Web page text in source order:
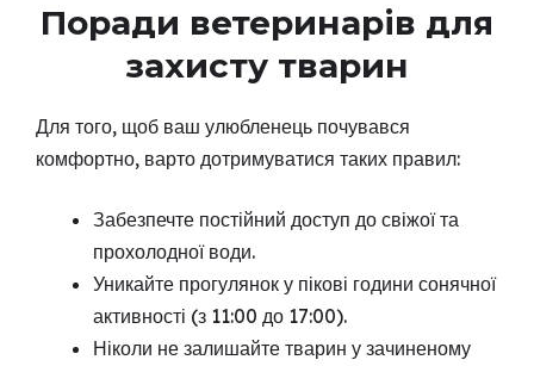
Поради ветеринарів для
захисту тварин
Для того, щоб ваш улюбленець почувався
комфортно, варто дотримуватися таких правил:
Забезпечте постійний доступ до свіжої та
прохолодної води.
Уникайте прогулянок у пікові години сонячної
активності (з 11:00 до 17:00).
Ніколи не залишайте тварин у зачиненому